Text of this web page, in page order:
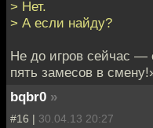
> Нет.
> А если найду?
Не до игров сейчас —
пять замесов в
bqbr0 »
#16 | 30.04.13 20:27